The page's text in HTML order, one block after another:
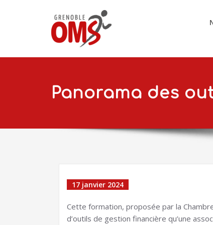
Panorama des
17 janvier 2024
Cette formation, proposée par la
d’outils de gestion financière qu’une